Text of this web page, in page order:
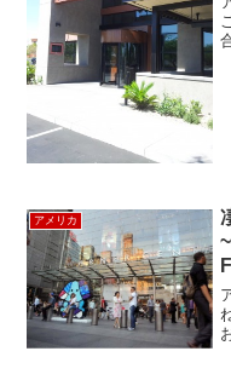
アメリカ